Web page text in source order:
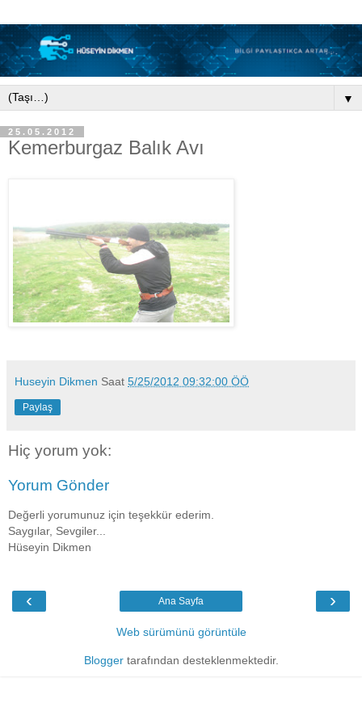
▼
25.05.2012
Kemerburgaz Balık Avı
Huseyin Dikmen Saat 5/25/2012 09:32:00 ÖÖ
Paylaş
Hiç yorum yok:
Yorum Gönder
Değerli yorumunuz için teşekkür ederim.
Saygılar, Sevgiler...
Hüseyin Dikmen
‹ ›
Ana Sayfa
Web sürümünü görüntüle
Bloggertarafından desteklenmektedir.